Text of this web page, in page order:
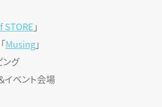
STORE 」
Musing」
ング
イベント会場